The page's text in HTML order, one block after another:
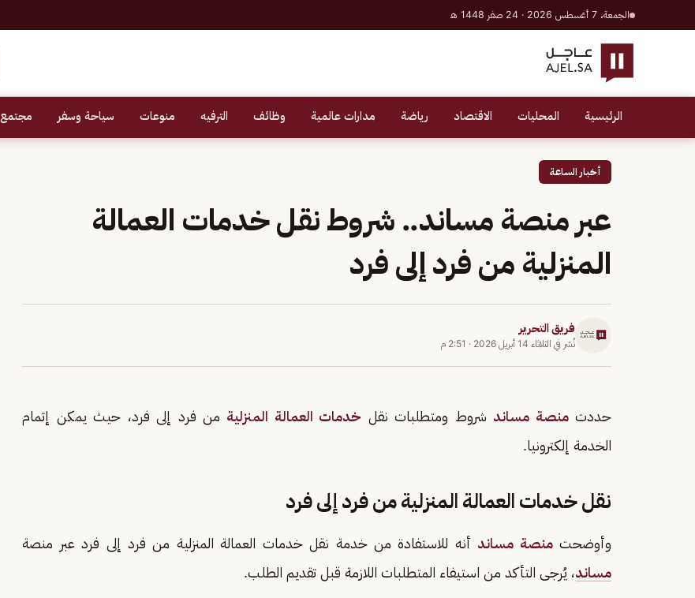
الجمعة، 7 أغسطس 2026 · 24 صفر 1448 هـ
الرئيسية المحليات الاقتصاد رياضة مدارات عالمية وظائف الترفيه منوعات سياحة وسفر مجتمع
أخبار الساعة
عبر منصة مساند.. شروط نقل خدمات العمالة
المنزلية من فرد إلى فرد
فريق التحرير
نُشر في الثلاثاء 14 أبريل 2026 · 2:51 م
حددتمنصة مساند شروط ومتطلبات نقل خدمات العمالة المنزلية من فرد إلى فرد، حيث يمكن إتمام
الخدمة إلكترونيا.
نقل خدمات العمالة المنزلية من فرد إلى فرد
وأوضحتمنصة مساند أنه للاستفادة من خدمة نقل خدمات العمالة المنزلية من فرد إلى فرد عبر منصة
مساند، يُرجى التأكد من استيفاء المتطلبات اللازمة قبل تقديم الطلب.